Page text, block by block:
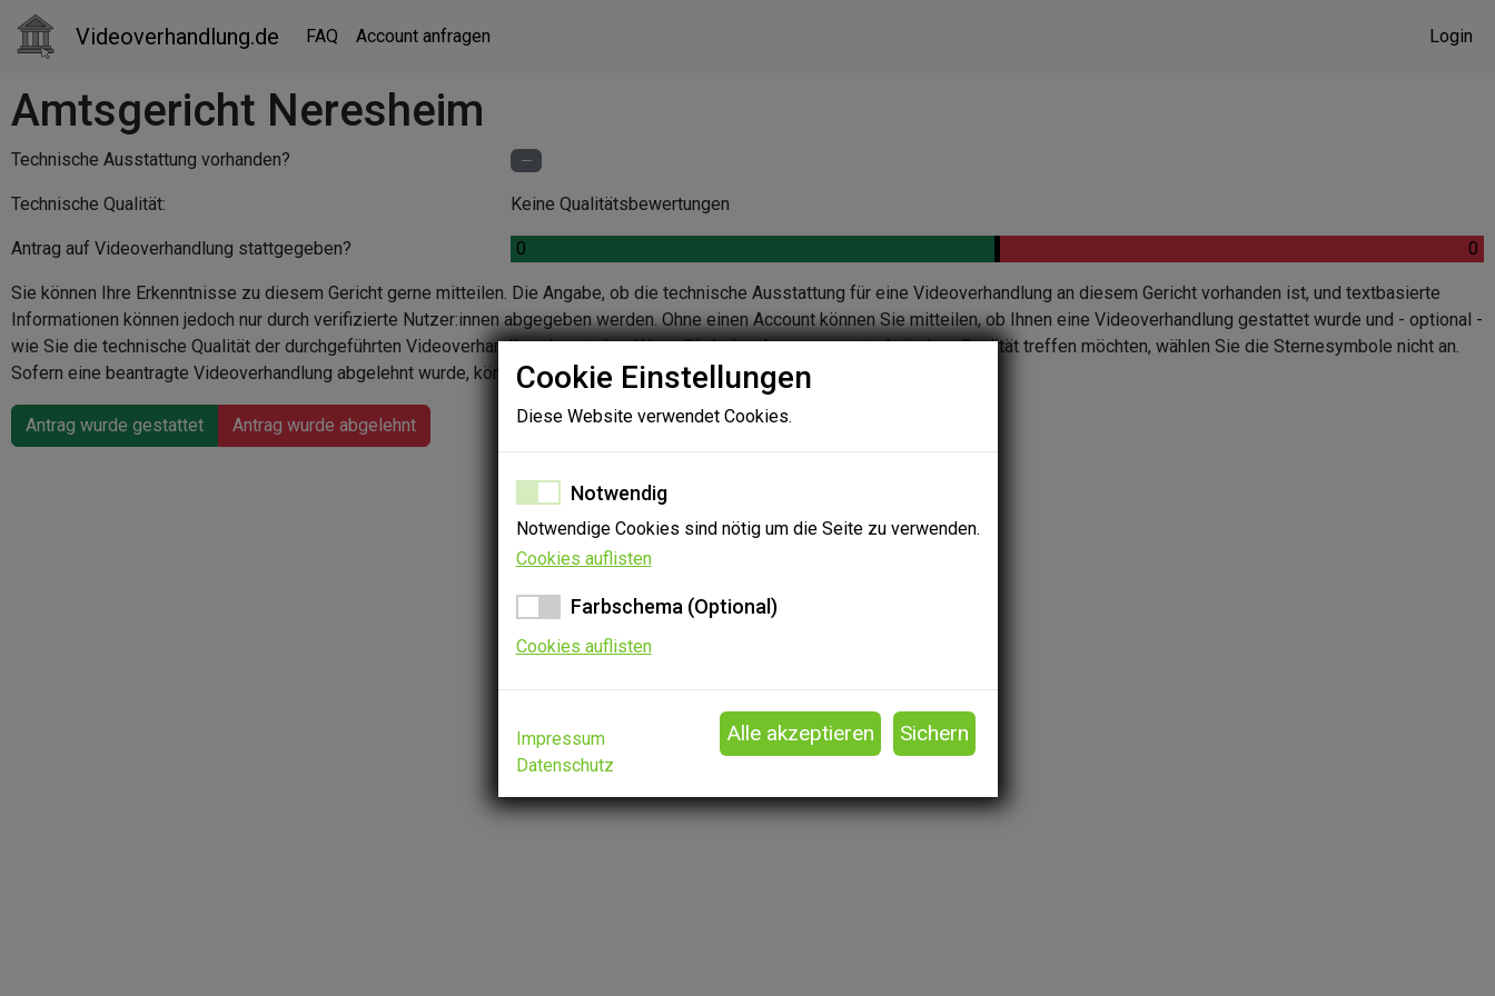
Videoverhandlung.de FAQ Account anfragen Login
Amtsgericht Neresheim
Technische Ausstattung vorhanden?
Technische Qualität: Keine Qualitätsbewertungen
Antrag auf Videoverhandlung stattgegeben? 0 0
Sie können Ihre Erkenntnisse zu diesem Gericht gerne mitteilen. Die Angabe, ob die technische Ausstattung für eine Videoverhandlung an diesem Gericht vorhanden ist, und textbasierte
Informationen können jedoch nur durch verifizierte Nutzer:innen abgegeben werden. Ohne einen Account können Sie mitteilen, ob Ihnen eine Videoverhandlung gestattet wurde und - optional -
wie Sie die technische Qualität der durchgeführten Videoverhandlung beurteilen. Wenn Sie keine Aussage zur technischen Qualität treffen möchten, wählen Sie die Sternesymbole nicht an.
Sofern eine beantragte Videoverhandlung abgelehnt wurde, können Sie die Gründe in einer Folgeabfrage angeben.
Antrag wurde gestattet Antrag wurde abgelehnt
Cookie Einstellungen
Diese Website verwendet Cookies.
Notwendig
Notwendige Cookies sind nötig um die Seite zu verwenden.
Cookies auflisten
Farbschema (Optional)
Cookies auflisten
Impressum
Datenschutz